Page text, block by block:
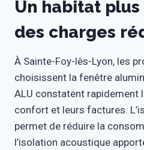
Un habitat
des charges
À Sainte-Foy-lès-Lyon, les
choisissent la fenêtre
ALU constatent rapidement
confort et leurs factures.
permet de réduire la
l’isolation acoustique